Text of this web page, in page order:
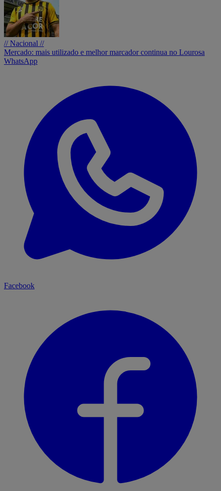
// Nacional //
Mercado: mais utilizado e melhor marcador continua no Lourosa
WhatsApp
Facebook